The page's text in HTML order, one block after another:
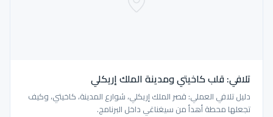
تلافي: قلب كاخيتي ومدينة الملك إريكلي
دليل تلافي العملي: قصر الملك إريكلي، شوارع المدينة، كاخيتي، وكيف
تجعلها محطة أهدأ من سيغناغي داخل البرنامج.